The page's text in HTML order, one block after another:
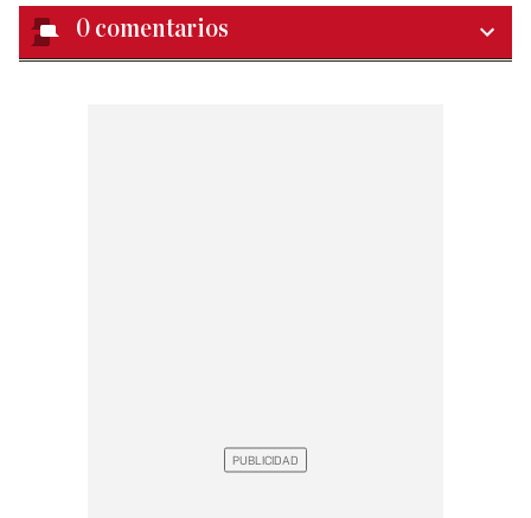
0 comentarios